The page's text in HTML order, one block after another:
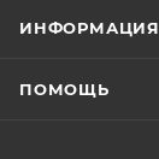
ИНФОРМАЦИЯ
ПОМОЩЬ